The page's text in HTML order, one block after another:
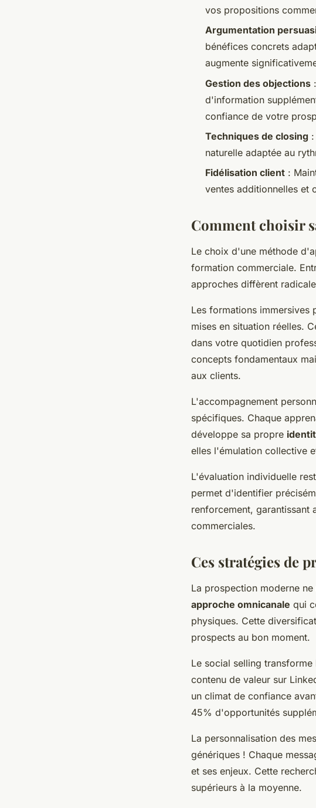
vos propositions
Argumentation
bénéfices concrets
augmente
Gestion des objections
d'information
confiance de votre
Techniques de closing
naturelle adaptée au
Fidélisation client :
ventes additionnelles et
Comment choisir
Le choix d'une méthode
formation commerciale.
approches diffèrent
Les formations immersives
mises en situation réelles.
dans votre quotidien
concepts fondamentaux
aux clients.
L'accompagnement
spécifiques. Chaque
développe sa propre
elles l'émulation collective
L'évaluation individuelle
permet d'identifier
renforcement, garantissant
commerciales.
Ces stratégies de
La prospection moderne
approche omnicanale qui
physiques. Cette
prospects au bon moment.
Le social selling
contenu de valeur sur
un climat de confiance
45% d'opportunités
La personnalisation des
génériques ! Chaque
et ses enjeux. Cette
supérieurs à la moyenne.